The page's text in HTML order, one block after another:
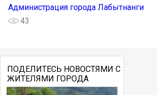
Администрация города Лабытнанги
43
ПОДЕЛИТЕСЬ НОВОСТЯМИ С
ЖИТЕЛЯМИ ГОРОДА